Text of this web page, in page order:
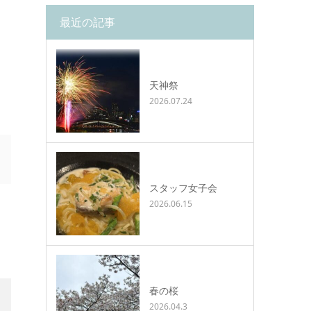
最近の記事
天神祭
2026.07.24
スタッフ女子会
2026.06.15
春の桜
2026.04.3